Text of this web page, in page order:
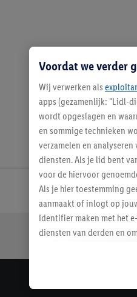
klant
Voordat we verder
Wij verwerken als
apps (gezamenlijk: "Lidl-
wordt opgeslagen en
en sommige technieken
verzamelen en
diensten. Als je lid bent
voor de hiervoor
Als je hier toestemming
aanmaakt of inlogt op
identifier maken met het
diensten van derden en
Als je hiervoor
eerder interesse hebt